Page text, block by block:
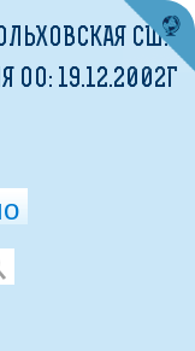
СШ.
ОО: 19.12.2002Г